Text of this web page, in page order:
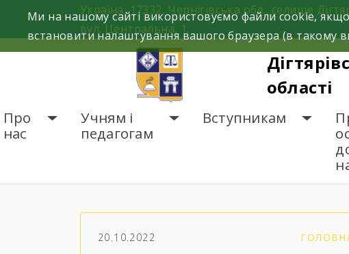
Україна, 17332, Чернігівська обл., селище
вул. Центральна, 1.
області
Про
нас
Учням і
педагогам
Вступникам
20.10.2022
Ми на нашому сайті використовуємо файли cookie,
встановити налаштування вашого браузера (в такому